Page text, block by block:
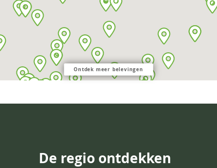
Ontdek meer belevingen
De regio ontdekken